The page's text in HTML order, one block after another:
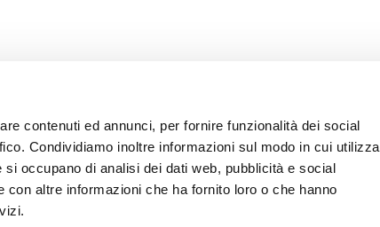
contenuti ed annunci, per fornire funzionalità dei social
Condividiamo inoltre informazioni sul modo in cui utilizza
occupano di analisi dei dati web, pubblicità e social
con altre informazioni che ha fornito loro o che hanno